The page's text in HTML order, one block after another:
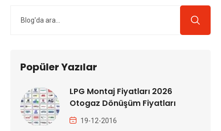
Popüler Yazılar
LPG Montaj Fiyatları 2026
Otogaz Dönüşüm Fiyatları
19-12-2016